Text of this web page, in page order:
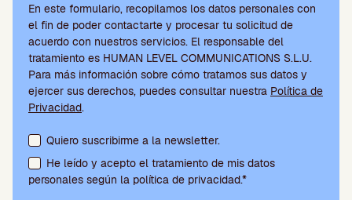
En este formulario, recopilamos los datos personales con
el fin de poder contactarte y procesar tu solicitud de
acuerdo con nuestros servicios. El responsable del
tratamiento es HUMAN LEVEL COMMUNICATIONS S.L.U.
Para más información sobre cómo tratamos sus datos y
ejercer sus derechos, puedes consultar nuestra Política de
Privacidad.
Aceptación de condiciones y suscripción a la newsletter
Quiero suscribirme a la newsletter.
He leído y acepto el tratamiento de mis datos
personales según la política de privacidad.*